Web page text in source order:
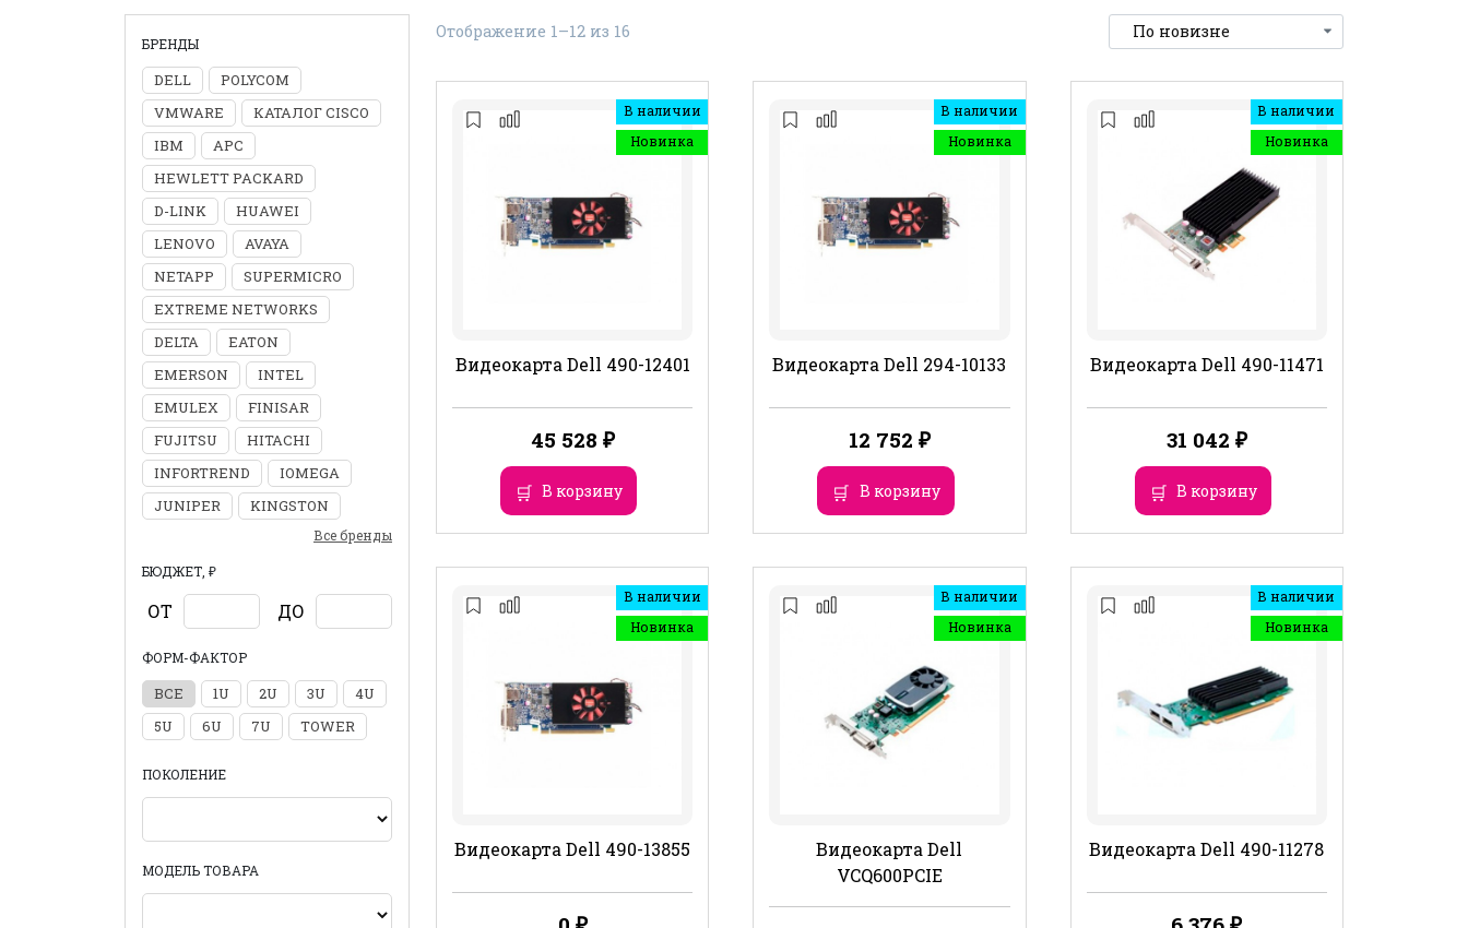
БРЕНДЫ
DELL
POLYCOM
VMWARE
КАТАЛОГ CISCO
IBM
APC
HEWLETT PACKARD
D-LINK
HUAWEI
LENOVO
AVAYA
NETAPP
SUPERMICRO
EXTREME NETWORKS
DELTA
EATON
EMERSON
INTEL
EMULEX
FINISAR
FUJITSU
HITACHI
INFORTREND
IOMEGA
JUNIPER
KINGSTON
Все бренды
БЮДЖЕТ, ₽
ОТ ДО
ФОРМ-ФАКТОР
ВСЕ 1U 2U 3U
4U
5U
6U 7U TOWER
ПОКОЛЕНИЕ
МОДЕЛЬ ТОВАРА
Отображение 1–12 из 16
В наличии
Новинка
Видеокарта Dell 490-12401
45 528 ₽
В корзину
В наличии
Новинка
Видеокарта Dell 294-10133
12 752 ₽
В корзину
В наличии
Новинка
Видеокарта Dell 490-11471
31 042 ₽
В корзину
В наличии
Новинка
Видеокарта Dell 490-13855
В наличии
Новинка
Видеокарта Dell
VCQ600PCIE
В наличии
Новинка
Видеокарта Dell 490-11278